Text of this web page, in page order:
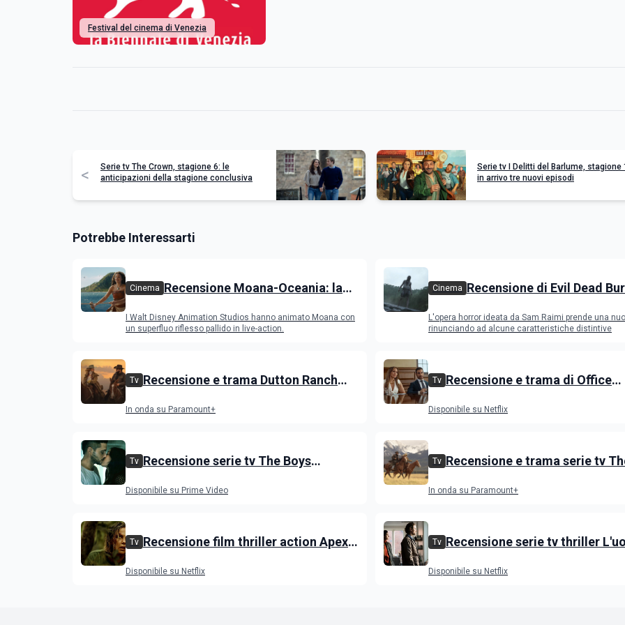
Festival del cinema di Venezia
<
Serie tv The Crown, stagione 6: le
anticipazioni della stagione conclusiva
Serie tv I Delitti del Barlume, stagione
in arrivo tre nuovi episodi
Potrebbe Interessarti
Cinema Recensione Moana-Oceania: la
successo del film
I Walt Disney Animation Studios hanno animato Moana con
un superfluo riflesso pallido in live-action.
Cinema Recensione di Evil Dead
con il fuoco e si brucia
L'opera horror ideata da Sam Raimi prende una
rinunciando ad alcune caratteristiche distintive
Tv Recensione e trama Dutton Ranch
venerdì 3 luglio
In onda su Paramount+
Tv Recensione e trama di Office
Disponibile su Netflix
Tv Recensione serie tv The Boys
Disponibile su Prime Video
Tv Recensione e trama serie tv
di Yellowstone
In onda su Paramount+
Tv Recensione film thriller action Apex
Disponibile su Netflix
Tv Recensione serie tv thriller
Disponibile su Netflix